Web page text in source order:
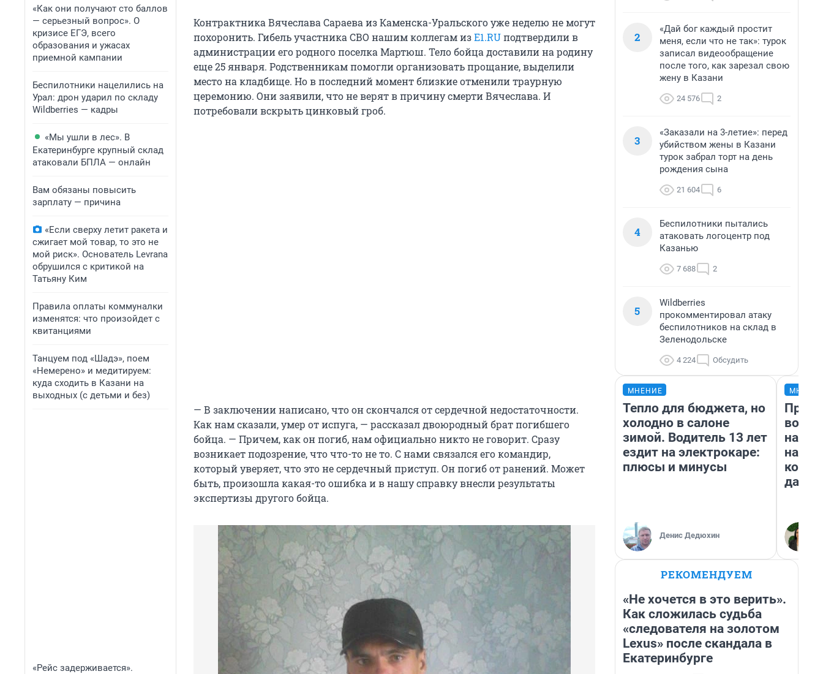
«Как они получают сто баллов
— серьезный вопрос». О
кризисе ЕГЭ, всего
образования и ужасах
приемной кампании
Беспилотники нацелились на
Урал: дрон ударил по складу
Wildberries — кадры
«Мы ушли в лес». В
Екатеринбурге крупный склад
атаковали БПЛА — онлайн
Вам обязаны повысить
зарплату — причина
«Если сверху летит ракета и
сжигает мой товар, то это не
мой риск». Основатель Levrana
обрушился с критикой на
Татьяну Ким
Правила оплаты коммуналки
изменятся: что произойдет с
квитанциями
Танцуем под «Шадэ», поем
«Немерено» и медитируем:
куда сходить в Казани на
выходных (с детьми и без)
«Рейс задерживается».
Контрактника Вячеслава Сараева из Каменска-Уральского уже неделю не могут
похоронить. Гибель участника СВО нашим коллегам изE1.RUподтвердили в
администрации его родного поселка Мартюш. Тело бойца доставили на родину
еще 25 января. Родственникам помогли организовать прощание, выделили
место на кладбище. Но в последний момент близкие отменили траурную
церемонию. Они заявили, что не верят в причину смерти Вячеслава. И
потребовали вскрыть цинковый гроб.
— В заключении написано, что он скончался от сердечной недостаточности.
Как нам сказали, умер от испуга, — рассказал двоюродный брат погибшего
бойца. — Причем, как он погиб, нам официально никто не говорит. Сразу
возникает подозрение, что что-то не то. С нами связался его командир,
который уверяет, что это не сердечный приступ. Он погиб от ранений. Может
быть, произошла какая-то ошибка и в нашу справку внесли результаты
экспертизы другого бойца.
2
«Дай бог каждый простит
меня, если что не так»: турок
записал видеообращение
после того, как зарезал свою
жену в Казани
24 576 2
3
«Заказали на 3-летие»: перед
убийством жены в Казани
турок забрал торт на день
рождения сына
21 604 6
4
Беспилотники пытались
атаковать логоцентр под
Казанью
7 688 2
5
Wildberries
прокомментировал атаку
беспилотников на склад в
Зеленодольске
4 224 Обсудить
МНЕНИЕ
Тепло для бюджета, но
холодно в салоне
зимой. Водитель 13 лет
ездит на электрокаре:
плюсы и минусы
Денис Дедюхин
нам
даже
РЕКОМЕНДУЕМ
«Не хочется в это верить».
Как сложилась судьба
«следователя на золотом
Lexus» после скандала в
Екатеринбурге